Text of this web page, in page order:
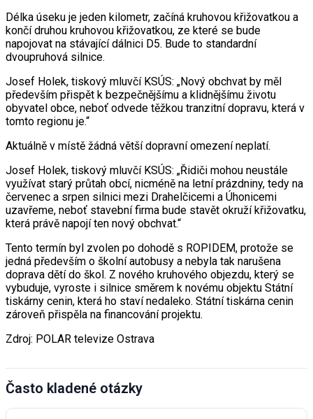
Délka úseku je jeden kilometr, začíná kruhovou křižovatkou a
končí druhou kruhovou křižovatkou, ze které se bude
napojovat na stávající dálnici D5. Bude to standardní
dvoupruhová silnice.
Josef Holek, tiskový mluvčí KSÚS: „Nový obchvat by měl
především přispět k bezpečnějšímu a klidnějšímu životu
obyvatel obce, neboť odvede těžkou tranzitní dopravu, která v
tomto regionu je.“
Aktuálně v místě žádná větší dopravní omezení neplatí.
Josef Holek, tiskový mluvčí KSÚS: „Řidiči mohou neustále
využívat starý průtah obcí, nicméně na letní prázdniny, tedy na
červenec a srpen silnici mezi Drahelčicemi a Úhonicemi
uzavřeme, neboť stavební firma bude stavět okruží křižovatku,
která právě napojí ten nový obchvat.“
Tento termín byl zvolen po dohodě s ROPIDEM, protože se
jedná především o školní autobusy a nebyla tak narušena
doprava dětí do škol. Z nového kruhového objezdu, který se
vybuduje, vyroste i silnice směrem k novému objektu Státní
tiskárny cenin, která ho staví nedaleko. Státní tiskárna cenin
zároveň přispěla na financování projektu.
Zdroj: POLAR televize Ostrava
Často kladené otázky